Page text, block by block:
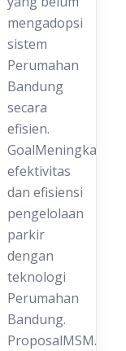
mengadopsi
sistem
Perumahan
Bandung
secara
efisien.
GoalMeningkatkan
efektivitas
dan efisiensi
pengelolaan
parkir
dengan
teknologi
Perumahan
Bandung.
ProposalMSM…